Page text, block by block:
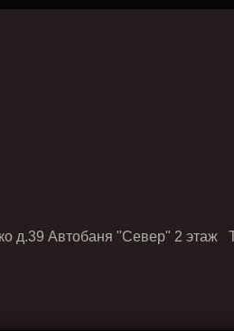
д.39 Автобаня "Север" 2 этаж